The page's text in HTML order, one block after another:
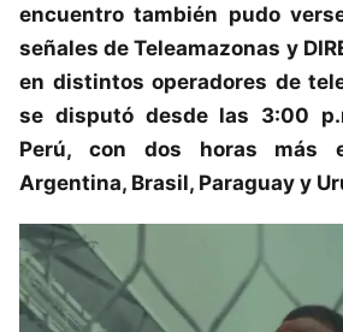
encuentro también pudo
señales de Teleamazonas y
en distintos operadores de
se disputó desde las 3:00
Perú, con dos horas más
Argentina, Brasil, Paraguay y